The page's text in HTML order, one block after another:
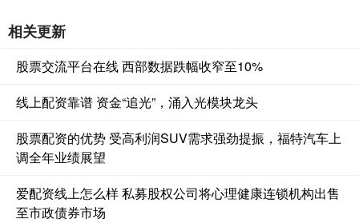
相关更新
股票交流平台在线 西部数据跌幅收窄至10%
线上配资靠谱 资金“追光”，涌入光模块龙头
股票配资的优势 受高利润SUV需求强劲提振，福特汽车上
调全年业绩展望
爱配资线上怎么样 私募股权公司将心理健康连锁机构出售
至市政债券市场